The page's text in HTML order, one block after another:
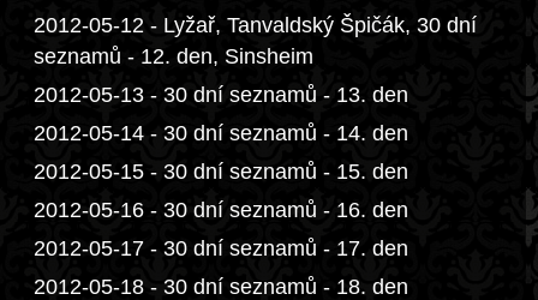
2012-05-12 - Lyžař, Tanvaldský Špičák, 30 dní
seznamů - 12. den, Sinsheim
2012-05-13 - 30 dní seznamů - 13. den
2012-05-14 - 30 dní seznamů - 14. den
2012-05-15 - 30 dní seznamů - 15. den
2012-05-16 - 30 dní seznamů - 16. den
2012-05-17 - 30 dní seznamů - 17. den
2012-05-18 - 30 dní seznamů - 18. den